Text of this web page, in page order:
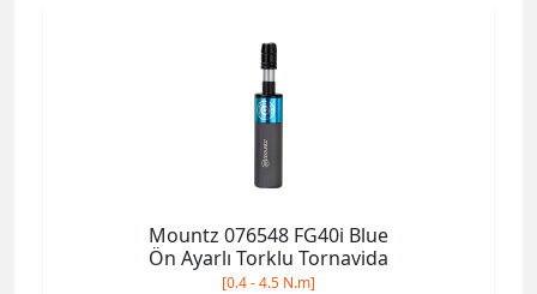
Mountz 076548 FG40i Blue
Ön Ayarlı Torklu Tornavida
[0.4 - 4.5 N.m]